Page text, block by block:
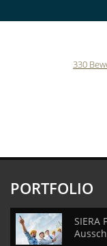
330
PORTFOLIO
SIERA